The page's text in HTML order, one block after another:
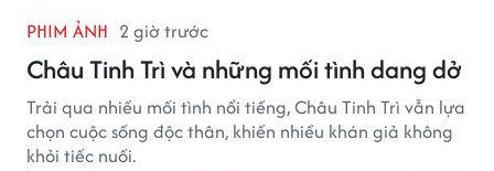
PHIM ẢNH 2 giờ trước
Châu Tinh Trì và những mối tình dang dở
Trải qua nhiều mối tình nổi tiếng, Châu Tinh Trì vẫn lựa
chọn cuộc sống độc thân, khiến nhiều khán giả không
khỏi tiếc nuối.